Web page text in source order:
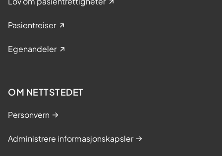
Pasientreiser
Egenandeler
OM NETTSTEDET
Personvern
Administrere informasjonskapsler